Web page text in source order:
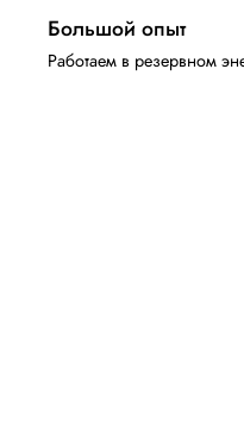
Большой опыт
Работаем в резервном